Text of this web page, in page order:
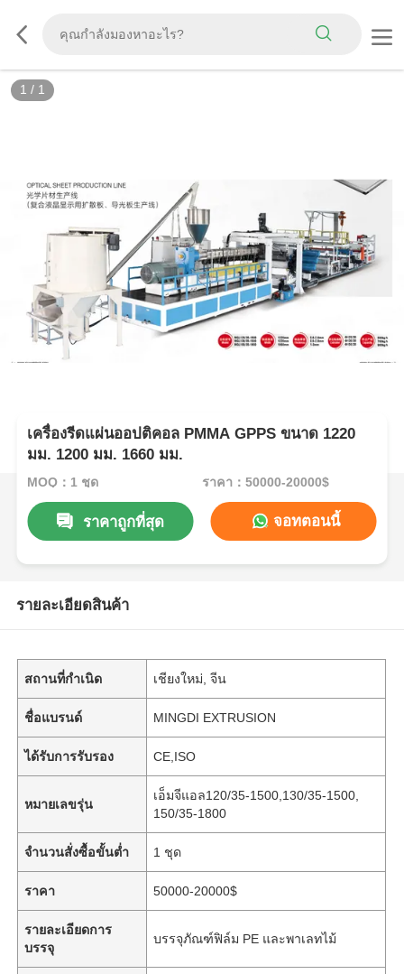
1 / 1
เครื่องรีดแผ่นออปติคอล PMMA GPPS ขนาด 1220
มม. 1200 มม. 1660 มม.
MOQ：1 ชุด ราคา：50000-20000$
ราคาถูกที่สุด จอทตอนนี้
รายละเอียดสินค้า
สถานที่กำเนิด เชียงใหม่, จีน
ชื่อแบรนด์ MINGDI EXTRUSION
ได้รับการรับรอง CE,ISO
หมายเลขรุ่น
เอ็มจีแอล120/35-1500,130/35-1500,
150/35-1800
จำนวนสั่งซื้อขั้นต่ำ 1 ชุด
ราคา 50000-20000$
รายละเอียดการ
บรรจุ
บรรจุภัณฑ์ฟิล์ม PE และพาเลทไม้